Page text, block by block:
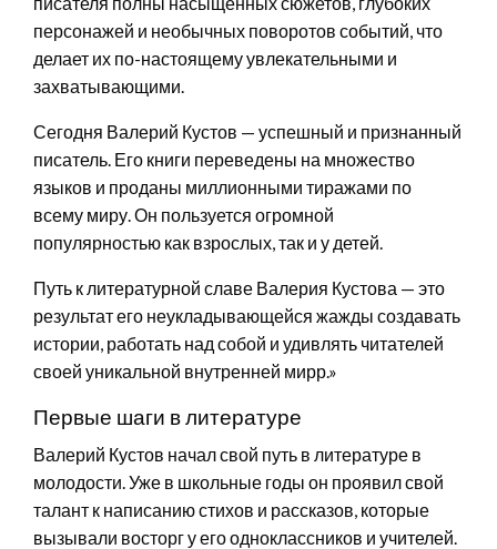
персонажей и необычных поворотов событий, что
делает их по-настоящему увлекательными и
захватывающими.
Сегодня Валерий Кустов — успешный и признанный
писатель. Его книги переведены на множество
языков и проданы миллионными тиражами по
всему миру. Он пользуется огромной
популярностью как взрослых, так и у детей.
Путь к литературной славе Валерия Кустова — это
результат его неукладывающейся жажды создавать
истории, работать над собой и удивлять читателей
своей уникальной внутренней мирр.»
Первые шаги в литературе
Валерий Кустов начал свой путь в литературе в
молодости. Уже в школьные годы он проявил свой
талант к написанию стихов и рассказов, которые
вызывали восторг у его одноклассников и учителей.